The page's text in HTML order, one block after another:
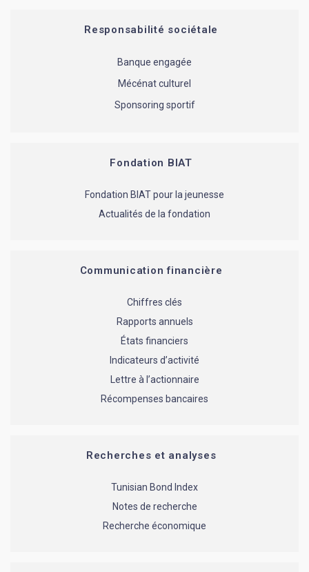
Responsabilité sociétale
Banque engagée
Mécénat culturel
Sponsoring sportif
Fondation BIAT
Fondation BIAT pour la jeunesse
Actualités de la fondation
Communication financière
Chiffres clés
Rapports annuels
États financiers
Indicateurs d’activité
Lettre à l’actionnaire
Récompenses bancaires
Recherches et analyses
Tunisian Bond Index
Notes de recherche
Recherche économique